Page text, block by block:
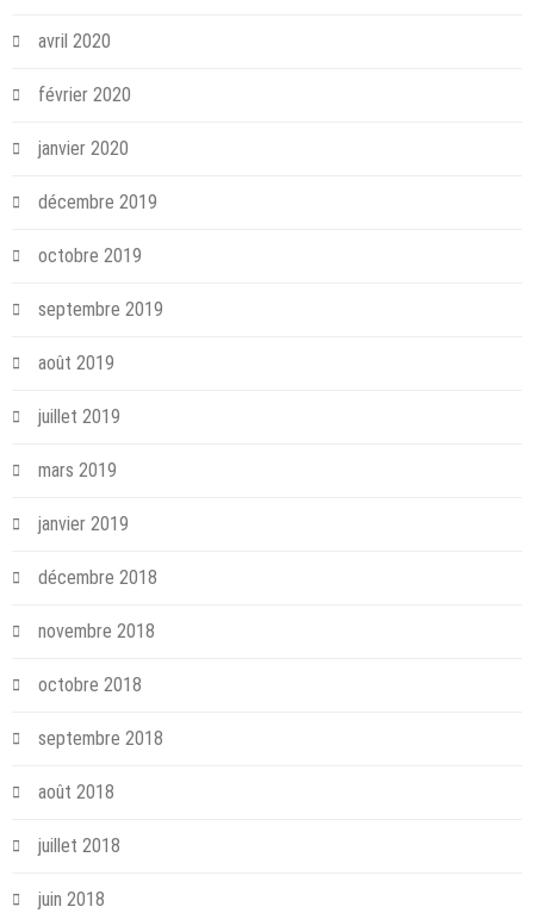
avril 2020
février 2020
janvier 2020
décembre 2019
octobre 2019
septembre 2019
août 2019
juillet 2019
mars 2019
janvier 2019
décembre 2018
novembre 2018
octobre 2018
septembre 2018
août 2018
juillet 2018
juin 2018